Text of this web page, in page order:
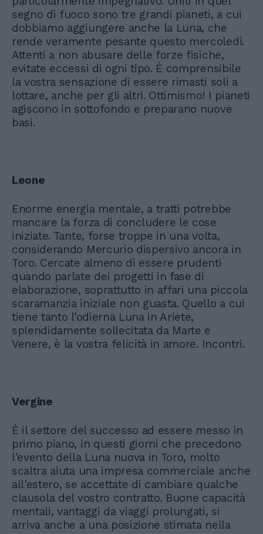
segno di fuoco sono tre grandi pianeti, a cui
dobbiamo aggiungere anche la Luna, che
rende veramente pesante questo mercoledì.
Attenti a non abusare delle forze fisiche,
evitate eccessi di ogni tipo. È comprensibile
la vostra sensazione di essere rimasti soli a
lottare, anche per gli altri. Ottimismo! I pianeti
agiscono in sottofondo e preparano nuove
basi.
Leone
Enorme energia mentale, a tratti potrebbe
mancare la forza di concludere le cose
iniziate. Tante, forse troppe in una volta,
considerando Mercurio dispersivo ancora in
Toro. Cercate almeno di essere prudenti
quando parlate dei progetti in fase di
elaborazione, soprattutto in affari una piccola
scaramanzia iniziale non guasta. Quello a cui
tiene tanto l’odierna Luna in Ariete,
splendidamente sollecitata da Marte e
Venere, è la vostra felicità in amore. Incontri.
Vergine
È il settore del successo ad essere messo in
primo piano, in questi giorni che precedono
l'evento della Luna nuova in Toro, molto
scaltra aiuta una impresa commerciale anche
all'estero, se accettate di cambiare qualche
clausola del vostro contratto. Buone capacità
mentali, vantaggi da viaggi prolungati, si
arriva anche a una posizione stimata nella